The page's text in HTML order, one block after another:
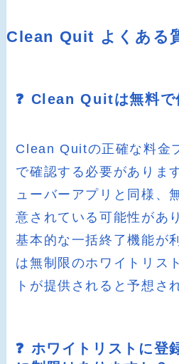
Clean Quit よくある
❓ Clean Quitは無料で
Clean Quitの正確な料金
で確認する必要がありま
ューバーアプリと同様、
意されている可能性があ
基本的な一括終了機能が
は無制限のホワイトリス
トが提供されると予想さ
❓ ホワイトリストに登